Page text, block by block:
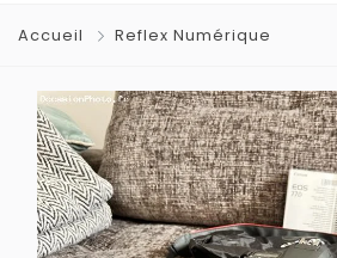
Accueil Reflex Numérique